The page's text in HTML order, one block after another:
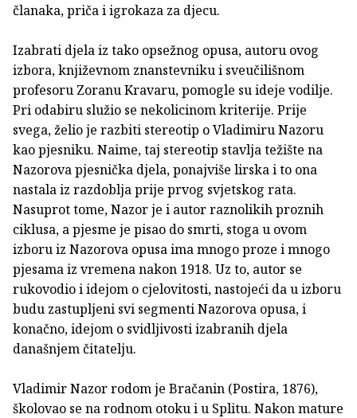
članaka, priča i igrokaza za djecu.
Izabrati djela iz tako opsežnog opusa, autoru ovog
izbora, književnom znanstevniku i sveučilišnom
profesoru Zoranu Kravaru, pomogle su ideje vodilje.
Pri odabiru služio se nekolicinom kriterije. Prije
svega, želio je razbiti stereotip o Vladimiru Nazoru
kao pjesniku. Naime, taj stereotip stavlja težište na
Nazorova pjesnička djela, ponajviše lirska i to ona
nastala iz razdoblja prije prvog svjetskog rata.
Nasuprot tome, Nazor je i autor raznolikih proznih
ciklusa, a pjesme je pisao do smrti, stoga u ovom
izboru iz Nazorova opusa ima mnogo proze i mnogo
pjesama iz vremena nakon 1918. Uz to, autor se
rukovodio i idejom o cjelovitosti, nastojeći da u izboru
budu zastupljeni svi segmenti Nazorova opusa, i
konačno, idejom o svidljivosti izabranih djela
današnjem čitatelju.
Vladimir Nazor rodom je Bračanin (Postira, 1876),
školovao se na rodnom otoku i u Splitu. Nakon mature